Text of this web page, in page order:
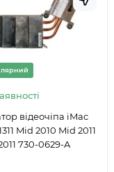
відеочіпа iMac
Mid 2010 Mid 2011
730-0629-A